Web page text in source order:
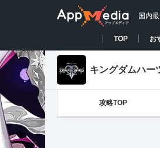
国内
TOP お
キングダムハー
攻略TOP